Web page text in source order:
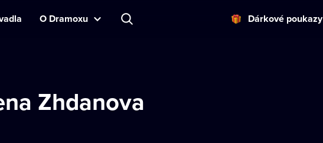
O Dramoxu Dárkové poukazy
Zhdanova